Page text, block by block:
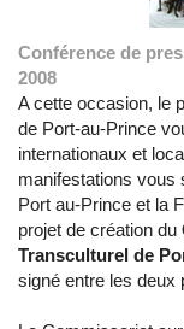
Conférence de
2008
A cette occasion, le
de Port-au-Prince
internationaux et
manifestations vous
Port au-Prince et la
projet de création du
Transculturel de
signé entre les deux